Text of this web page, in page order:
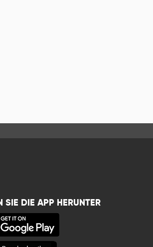
SIE DIE APP HERUNTER